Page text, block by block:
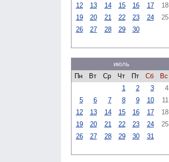
12
13 14 15 16 17
18
19
20 21 22 23 24
25
26
27 28 29 30
июль
Пн
Вт Ср Чт Пт Сб
Вс
1
2 3
4
5
6 7 8 9 10
11
12
13 14 15 16 17
18
19
20 21 22 23 24
25
26
27 28 29 30 31